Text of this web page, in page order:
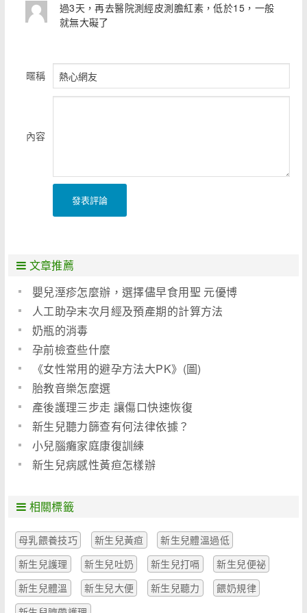
過3天，再去醫院測經皮測膽紅素，低於15，一般
就無大礙了
暱稱
內容
發表評論
文章推薦
嬰兒溼疹怎麼辦，選擇儘早食用聖 元優博
人工助孕末次月經及預產期的計算方法
奶瓶的消毒
孕前檢查些什麼
《女性常用的避孕方法大PK》(圖)
胎教音樂怎麼選
產後護理三步走 讓傷口快速恢復
新生兒聽力篩查有何法律依據？
小兒腦癱家庭康復訓練
新生兒病感性黃疸怎樣辦
相關標籤
母乳餵養技巧 新生兒黃疸
新生兒體溫過低
新生兒護理
新生兒吐奶 新生兒打嗝
新生兒便祕
新生兒體溫
新生兒大便 新生兒聽力
餵奶規律